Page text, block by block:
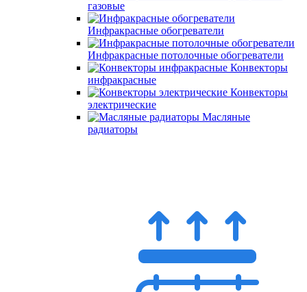
газовые
Инфракрасные обогреватели
Инфракрасные потолочные обогреватели
Конвекторы
инфракрасные
Конвекторы
электрические
Масляные
радиаторы